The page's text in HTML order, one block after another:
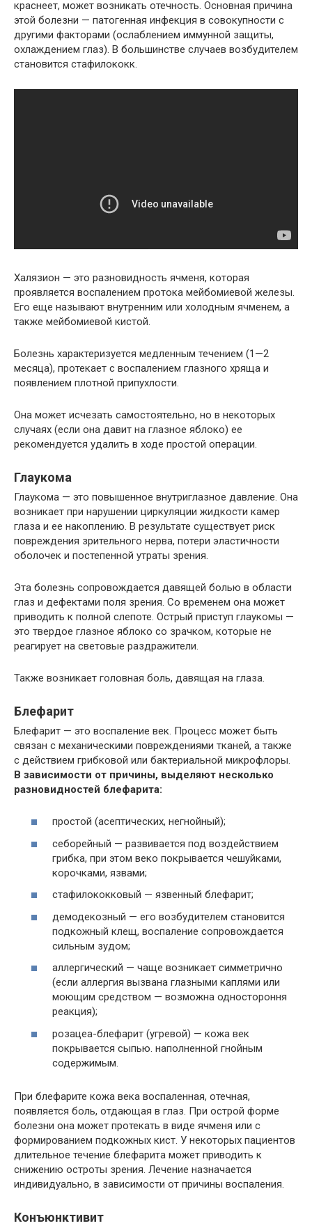
краснеет, может возникать отечность. Основная причина
этой болезни — патогенная инфекция в совокупности с
другими факторами (ослаблением иммунной защиты,
охлаждением глаз). В большинстве случаев возбудителем
становится стафилококк.
Халязион — это разновидность ячменя, которая
проявляется воспалением протока мейбомиевой железы.
Его еще называют внутренним или холодным ячменем, а
также мейбомиевой кистой.
Болезнь характеризуется медленным течением (1—2
месяца), протекает с воспалением глазного хряща и
появлением плотной припухлости.
Она может исчезать самостоятельно, но в некоторых
случаях (если она давит на глазное яблоко) ее
рекомендуется удалить в ходе простой операции.
Глаукома
Глаукома — это повышенное внутриглазное давление. Она
возникает при нарушении циркуляции жидкости камер
глаза и ее накоплению. В результате существует риск
повреждения зрительного нерва, потери эластичности
оболочек и постепенной утраты зрения.
Эта болезнь сопровождается давящей болью в области
глаз и дефектами поля зрения. Со временем она может
приводить к полной слепоте. Острый приступ глаукомы —
это твердое глазное яблоко со зрачком, которые не
реагирует на световые раздражители.
Также возникает головная боль, давящая на глаза.
Блефарит
Блефарит — это воспаление век. Процесс может быть
связан с механическими повреждениями тканей, а также
с действием грибковой или бактериальной микрофлоры.
В зависимости от причины, выделяют несколько
разновидностей блефарита:
простой (асептических, негнойный);
себорейный — развивается под воздействием
грибка, при этом веко покрывается чешуйками,
корочками, язвами;
стафилококковый — язвенный блефарит;
демодекозный — его возбудителем становится
подкожный клещ, воспаление сопровождается
сильным зудом;
аллергический — чаще возникает симметрично
(если аллергия вызвана глазными каплями или
моющим средством — возможна одностороння
реакция);
розацеа-блефарит (угревой) — кожа век
покрывается сыпью. наполненной гнойным
содержимым.
При блефарите кожа века воспаленная, отечная,
появляется боль, отдающая в глаз. При острой форме
болезни она может протекать в виде ячменя или с
формированием подкожных кист. У некоторых пациентов
длительное течение блефарита может приводить к
снижению остроты зрения. Лечение назначается
индивидуально, в зависимости от причины воспаления.
Конъюнктивит